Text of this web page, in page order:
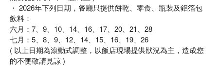
・ 2026年下列日期，餐廳只提供餅乾、零食、瓶裝及鋁箔包
飲料：
六月：7、9、10、14、16、17、20、21、28
七月：5、8、9、12、14、15、16、19、26
( 以上日期為滾動式調整，以飯店現場提供狀況為主，造成您
的不便敬請見諒 )